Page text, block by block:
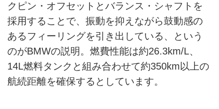
クピン・オフセットとバランス・シャフトを
採用することで、振動を抑えながら鼓動感の
あるフィーリングを引き出している、という
のがBMWの説明。燃費性能は約26.3km/L、
14L燃料タンクと組み合わせて約350km以上の
航続距離を確保するとしています。